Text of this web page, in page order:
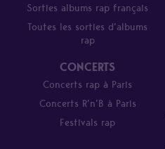
Sorties albums rap français
Toutes les sorties d’albums
rap
CONCERTS
Concerts rap à Paris
Concerts R’n’B à Paris
Festivals rap